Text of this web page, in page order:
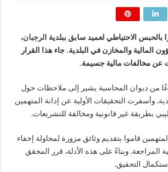
سابقين
ببلدية
الرجبان
مغلقة
الاحتياطي لعميد سابق ببلدية الرجبان،
المالية والمخازن في البلدية. جاء هذا القرار
عن مخالفات مالية جسيمة.
من ديوان المحاسبة يشير إلى ملاحظات حول
. وأسفرت التحقيقات الأولية عن إدانة المتهمين
قاموا بتقديم وثائق مزورة لمحاولة إخفاء
المراجعة. وبناءً على هذه الأدلة، قرر المحقق
التحقيق.